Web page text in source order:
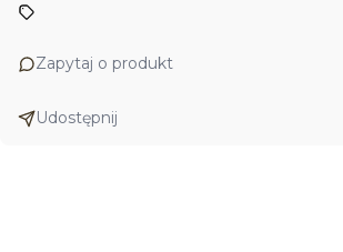
Zapytaj o produkt
Udostępnij